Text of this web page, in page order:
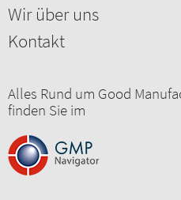
Wir über uns
Kontakt
Alles Rund um Good
finden Sie im